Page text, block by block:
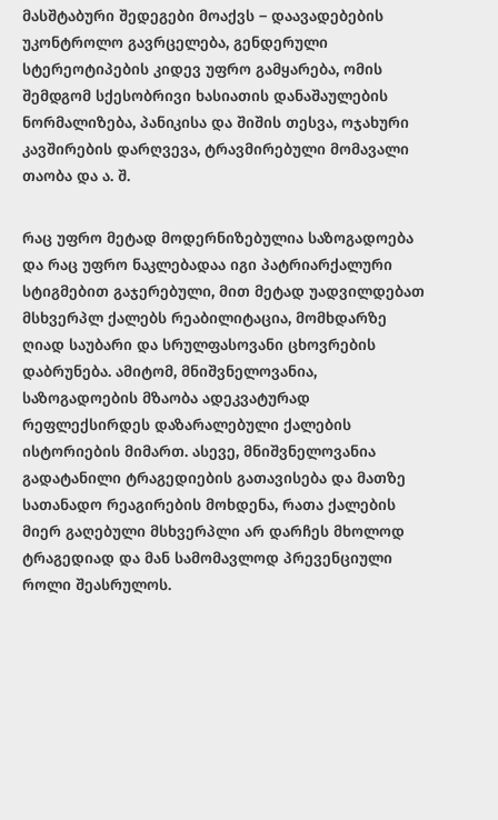
მასშტაბური შედეგები მოაქვს – დაავადებების
უკონტროლო გავრცელება, გენდერული
სტერეოტიპების კიდევ უფრო გამყარება, ომის
შემდგომ სქესობრივი ხასიათის დანაშაულების
ნორმალიზება, პანიკისა და შიშის თესვა, ოჯახური
კავშირების დარღვევა, ტრავმირებული მომავალი
თაობა და ა. შ.
რაც უფრო მეტად მოდერნიზებულია საზოგადოება
და რაც უფრო ნაკლებადაა იგი პატრიარქალური
სტიგმებით გაჯერებული, მით მეტად უადვილდებათ
მსხვერპლ ქალებს რეაბილიტაცია, მომხდარზე
ღიად საუბარი და სრულფასოვანი ცხოვრების
დაბრუნება. ამიტომ, მნიშვნელოვანია,
საზოგადოების მზაობა ადეკვატურად
რეფლექსირდეს დაზარალებული ქალების
ისტორიების მიმართ. ასევე, მნიშვნელოვანია
გადატანილი ტრაგედიების გათავისება და მათზე
სათანადო რეაგირების მოხდენა, რათა ქალების
მიერ გაღებული მსხვერპლი არ დარჩეს მხოლოდ
ტრაგედიად და მან სამომავლოდ პრევენციული
როლი შეასრულოს.